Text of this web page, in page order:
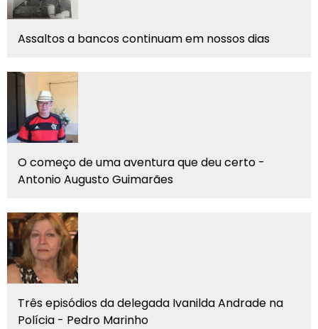
Assaltos a bancos continuam em nossos dias
O começo de uma aventura que deu certo -
Antonio Augusto Guimarães
Três episódios da delegada Ivanilda Andrade na
Polícia - Pedro Marinho